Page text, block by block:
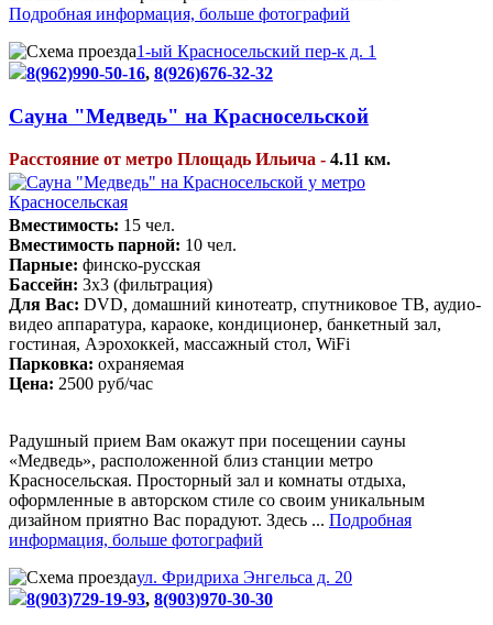
Подробная информация, больше фотографий
1-ый Красносельский пер-к д. 1
8(962)990-50-16, 8(926)676-32-32
Сауна "Медведь" на Красносельской
Расстояние от метро Площадь Ильича - 4.11 км.
Вместимость: 15 чел.
Вместимость парной: 10 чел.
Парные: финско-русская
Бассейн: 3х3 (фильтрация)
Для Вас: DVD, домашний кинотеатр, спутниковое ТВ, аудио-
видео аппаратура, караоке, кондиционер, банкетный зал,
гостиная, Аэрохоккей, массажный стол, WiFi
Парковка: охраняемая
Цена: 2500 руб/час
Радушный прием Вам окажут при посещении сауны
«Медведь», расположенной близ станции метро
Красносельская. Просторный зал и комнаты отдыха,
оформленные в авторском стиле со своим уникальным
дизайном приятно Вас порадуют. Здесь ... Подробная
информация, больше фотографий
ул. Фридриха Энгельса д. 20
8(903)729-19-93, 8(903)970-30-30